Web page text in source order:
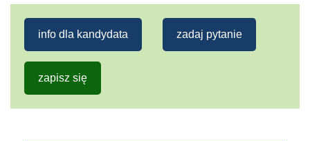
info dla kandydata zadaj pytanie
zapisz się